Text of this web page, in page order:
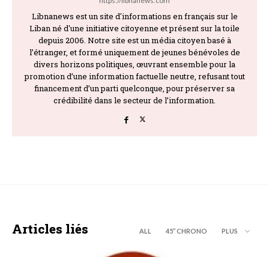
Libnanews est un site d'informations en français sur le
Liban né d'une initiative citoyenne et présent sur la toile
depuis 2006. Notre site est un média citoyen basé à
l’étranger, et formé uniquement de jeunes bénévoles de
divers horizons politiques, œuvrant ensemble pour la
promotion d’une information factuelle neutre, refusant tout
financement d’un parti quelconque, pour préserver sa
crédibilité dans le secteur de l’information.
Articles liés ALL 45’’ CHRONO PLUS